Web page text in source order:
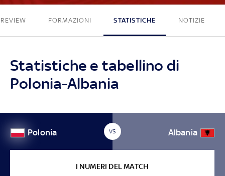
FORMAZIONI STATISTICHE NOTIZIE
Statistiche e tabellino di
Polonia-Albania
Polonia VS Albania
I NUMERI DEL MATCH